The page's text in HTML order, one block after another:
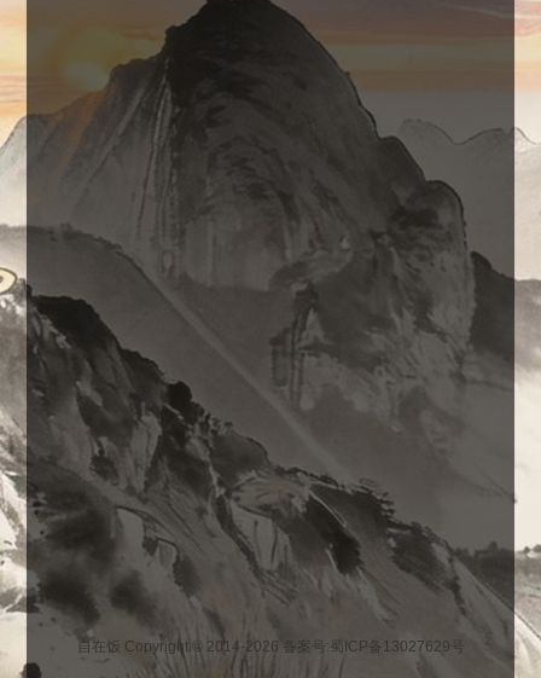
自在饭 Copyright © 2014-2026 备案号:蜀ICP备13027629号